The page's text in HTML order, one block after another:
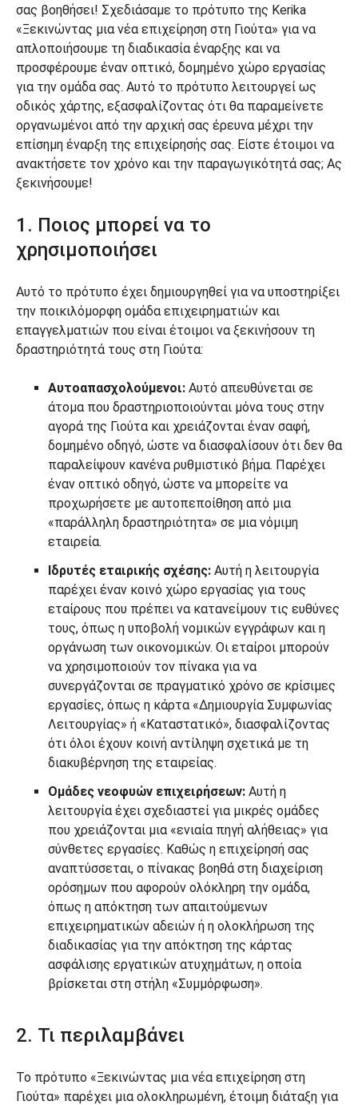
σας βοηθήσει! Σχεδιάσαμε το πρότυπο της Kerika
«Ξεκινώντας μια νέα επιχείρηση στη Γιούτα» για να
απλοποιήσουμε τη διαδικασία έναρξης και να
προσφέρουμε έναν οπτικό, δομημένο χώρο εργασίας
για την ομάδα σας. Αυτό το πρότυπο λειτουργεί ως
οδικός χάρτης, εξασφαλίζοντας ότι θα παραμείνετε
οργανωμένοι από την αρχική σας έρευνα μέχρι την
επίσημη έναρξη της επιχείρησής σας. Είστε έτοιμοι να
ανακτήσετε τον χρόνο και την παραγωγικότητά σας; Ας
ξεκινήσουμε!
1. Ποιος μπορεί να το
χρησιμοποιήσει
Αυτό το πρότυπο έχει δημιουργηθεί για να υποστηρίξει
την ποικιλόμορφη ομάδα επιχειρηματιών και
επαγγελματιών που είναι έτοιμοι να ξεκινήσουν τη
δραστηριότητά τους στη Γιούτα:
Αυτοαπασχολούμενοι: Αυτό απευθύνεται σε
άτομα που δραστηριοποιούνται μόνα τους στην
αγορά της Γιούτα και χρειάζονται έναν σαφή,
δομημένο οδηγό, ώστε να διασφαλίσουν ότι δεν θα
παραλείψουν κανένα ρυθμιστικό βήμα. Παρέχει
έναν οπτικό οδηγό, ώστε να μπορείτε να
προχωρήσετε με αυτοπεποίθηση από μια
«παράλληλη δραστηριότητα» σε μια νόμιμη
εταιρεία.
Ιδρυτές εταιρικής σχέσης: Αυτή η λειτουργία
παρέχει έναν κοινό χώρο εργασίας για τους
εταίρους που πρέπει να κατανείμουν τις ευθύνες
τους, όπως η υποβολή νομικών εγγράφων και η
οργάνωση των οικονομικών. Οι εταίροι μπορούν
να χρησιμοποιούν τον πίνακα για να
συνεργάζονται σε πραγματικό χρόνο σε κρίσιμες
εργασίες, όπως η κάρτα «Δημιουργία Συμφωνίας
Λειτουργίας» ή «Καταστατικό», διασφαλίζοντας
ότι όλοι έχουν κοινή αντίληψη σχετικά με τη
διακυβέρνηση της εταιρείας.
Ομάδες νεοφυών επιχειρήσεων: Αυτή η
λειτουργία έχει σχεδιαστεί για μικρές ομάδες
που χρειάζονται μια «ενιαία πηγή αλήθειας» για
σύνθετες εργασίες. Καθώς η επιχείρησή σας
αναπτύσσεται, ο πίνακας βοηθά στη διαχείριση
ορόσημων που αφορούν ολόκληρη την ομάδα,
όπως η απόκτηση των απαιτούμενων
επιχειρηματικών αδειών ή η ολοκλήρωση της
διαδικασίας για την απόκτηση της κάρτας
ασφάλισης εργατικών ατυχημάτων, η οποία
βρίσκεται στη στήλη «Συμμόρφωση».
2. Τι περιλαμβάνει
Το πρότυπο «Ξεκινώντας μια νέα επιχείρηση στη
Γιούτα» παρέχει μια ολοκληρωμένη, έτοιμη διάταξη για